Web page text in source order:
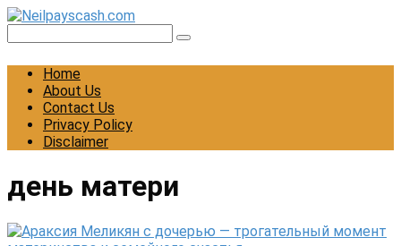
Skip
content
Home
About Us
Contact Us
Privacy Policy
Disclaimer
день матери